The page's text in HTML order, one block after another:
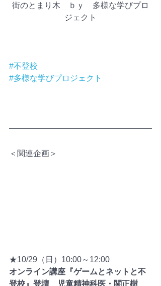
街のとまり木　ｂｙ　多様な学びプロ
ジェクト
#不登校
#多様な学びプロジェクト
＜関連企画＞
★10/29（日）10:00～12:00
オンライン講座『ゲームとネットと不
登校』登壇　児童精神科医・関正樹